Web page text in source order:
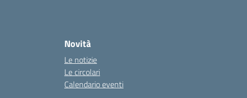
Novità
Le notizie
Le circolari
Calendario eventi